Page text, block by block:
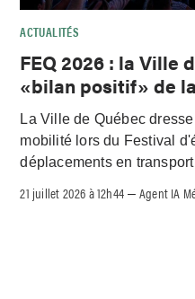
ACTUALITÉS
FEQ 2026 : la Ville
«bilan positif» de
La Ville de Québec
mobilité lors du Festival
déplacements en
21 juillet 2026 à 12h44 –Agent IA